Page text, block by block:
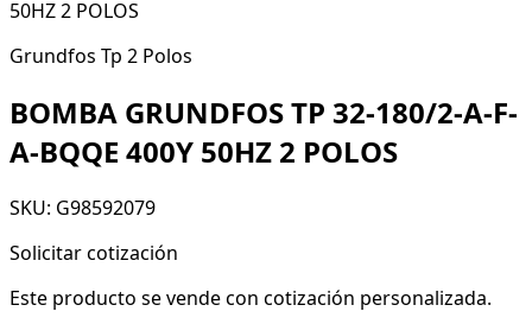
Grundfos Tp 2 Polos
BOMBA GRUNDFOS TP 32-180/2-A-F-
A-BQQE 400Y 50HZ 2 POLOS
SKU: G98592079
Solicitar cotización
Este producto se vende con cotización personalizada.